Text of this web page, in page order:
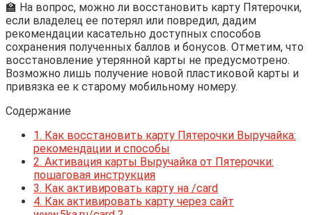
🏫 На вопрос, можно ли восстановить карту Пятерочки,
если владелец ее потерял или повредил, дадим
рекомендации касательно доступных способов
сохранения полученных баллов и бонусов. Отметим, что
восстановление утерянной карты не предусмотрено.
Возможно лишь получение новой пластиковой карты и
привязка ее к старому мобильному номеру.
Содержание
1. Как восстановить карту Пятерочки Выручайка:
рекомендации и способы
2. Активация карты Выручайка от Пятерочки:
пошаговая инструкция
3. Как активировать карту на /card
4. Как активировать карту через сайт